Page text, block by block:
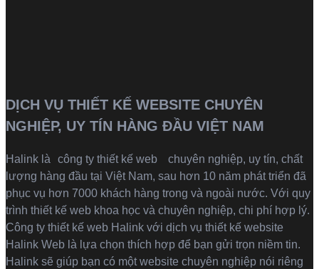
DỊCH VỤ THIẾT KẾ WEBSITE CHUYÊN
NGHIỆP, UY TÍN HÀNG ĐẦU VIỆT NAM
Halink là công ty thiết kế web
chuyên nghiệp, uy tín, chất
lượng hàng đầu tại Việt Nam, sau hơn 10 năm phát triển đã
phục vụ hơn 7000 khách hàng trong và ngoài nước. Với quy
trình thiết kế web khoa học và chuyên nghiệp, chi phí hợp lý.
Công ty thiết kế web Halink với dịch vụ thiết kế website
Halink Web là lựa chọn thích hợp để bạn gửi trọn niềm tin.
Halink sẽ giúp bạn có một website chuyên nghiệp nói riêng